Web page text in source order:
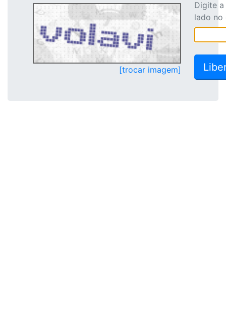
[trocar imagem]
Digite
lado no